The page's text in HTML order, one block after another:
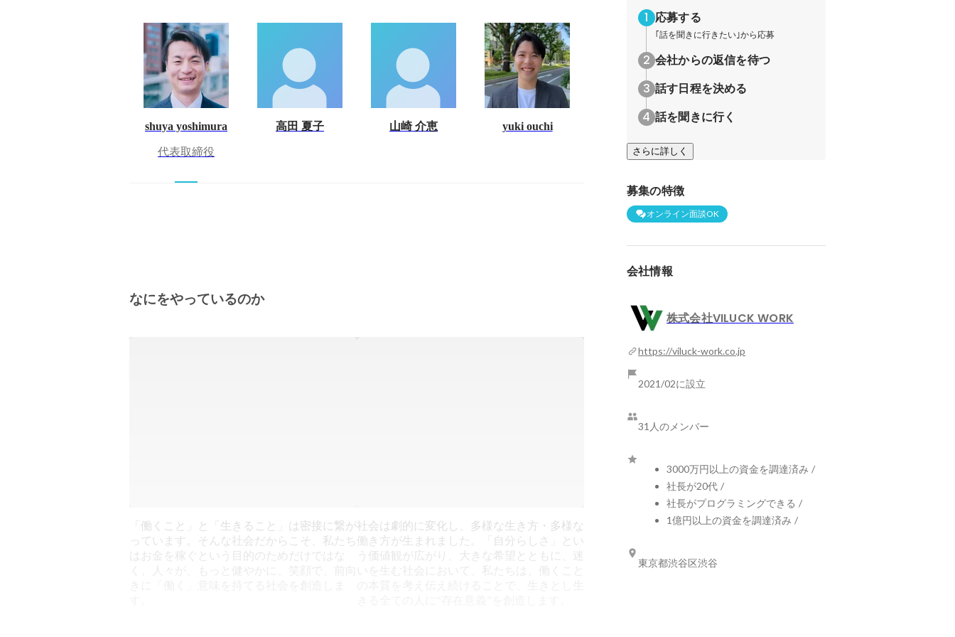
shuya yoshimura
代表取締役
高田 夏子 山崎 介恵 yuki ouchi
なにをやっているのか
「働くこと」と「生きること」は密接に繋が
っています。そんな社会だからこそ、私たち
はお金を稼ぐという目的のためだけではな
社会は劇的に変化し、多様な⽣き⽅・多様な
働き⽅が⽣まれました。「自分らしさ」とい
う価値観が広がり、大きな希望とともに、迷
応募する
｢話を聞きに行きたい｣から応募
会社からの返信を待つ
話す日程を決める
話を聞きに行く
さらに詳しく
募集の特徴
オンライン面談OK
会社情報
株式会社VILUCK WORK
https://viluck-work.co.jp
2021/02に設立
31人のメンバー
3000万円以上の資金を調達済み /
社長が20代 /
社長がプログラミングできる /
1億円以上の資金を調達済み /
東京都渋谷区渋谷